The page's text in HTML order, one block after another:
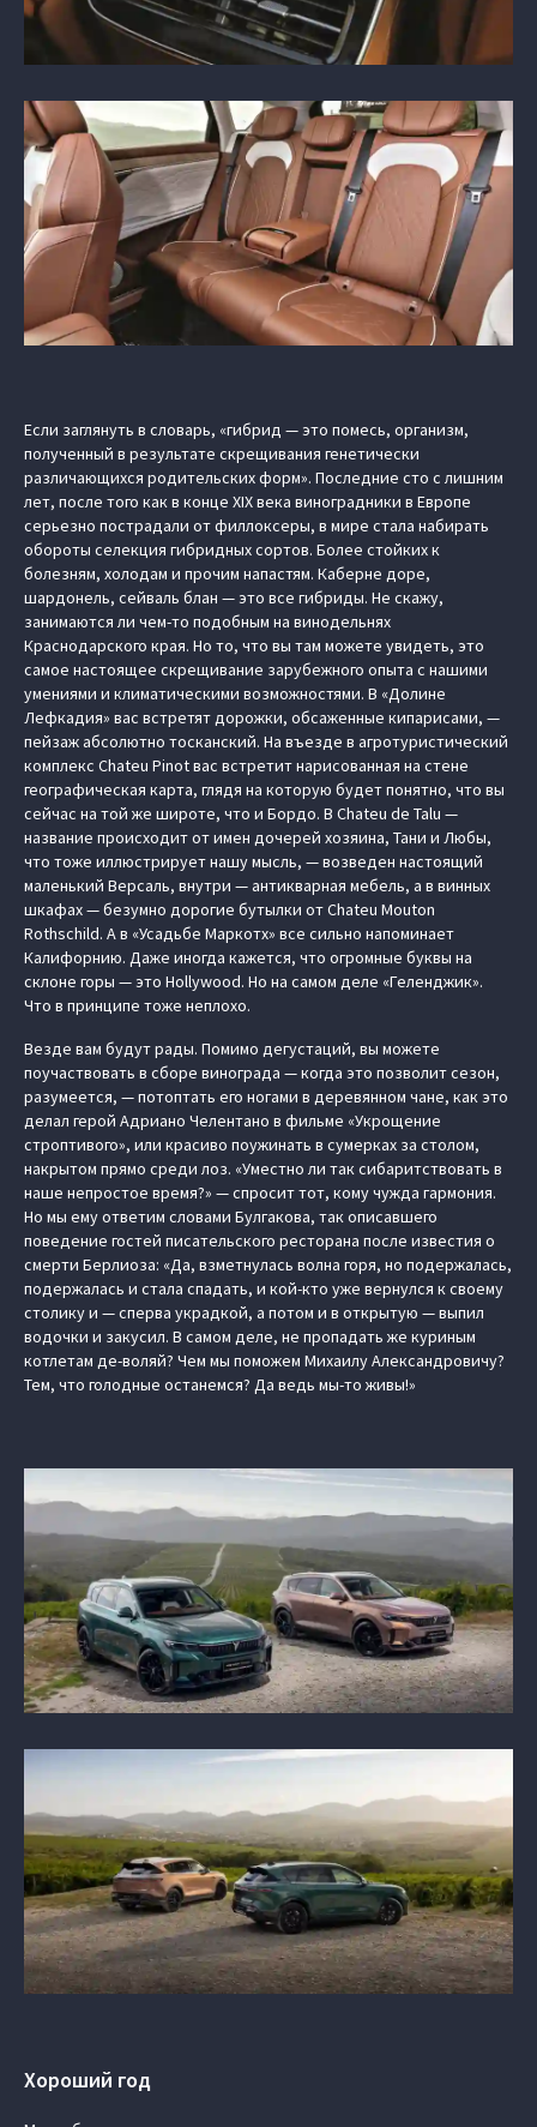
Если заглянуть в словарь, «гибрид — это помесь, организм,
полученный в результате скрещивания генетически
различающихся родительских форм». Последние сто с лишним
лет, после того как в конце XIX века виноградники в Европе
серьезно пострадали от филлоксеры, в мире стала набирать
обороты селекция гибридных сортов. Более стойких к
болезням, холодам и прочим напастям. Каберне доре,
шардонель, сейваль блан — это все гибриды. Не скажу,
занимаются ли чем-то подобным на винодельнях
Краснодарского края. Но то, что вы там можете увидеть, это
самое настоящее скрещивание зарубежного опыта с нашими
умениями и климатическими возможностями. В «Долине
Лефкадия» вас встретят дорожки, обсаженные кипарисами, —
пейзаж абсолютно тосканский. На въезде в агротуристический
комплекс Chateu Pinot вас встретит нарисованная на стене
географическая карта, глядя на которую будет понятно, что вы
сейчас на той же широте, что и Бордо. В Chateu de Talu —
название происходит от имен дочерей хозяина, Тани и Любы,
что тоже иллюстрирует нашу мысль, — возведен настоящий
маленький Версаль, внутри — антикварная мебель, а в винных
шкафах — безумно дорогие бутылки от Chateu Mouton
Rothschild. А в «Усадьбе Маркотх» все сильно напоминает
Калифорнию. Даже иногда кажется, что огромные буквы на
склоне горы — это Hollywood. Но на самом деле «Геленджик».
Что в принципе тоже неплохо.
Везде вам будут рады. Помимо дегустаций, вы можете
поучаствовать в сборе винограда — когда это позволит сезон,
разумеется, — потоптать его ногами в деревянном чане, как это
делал герой Адриано Челентано в фильме «Укрощение
строптивого», или красиво поужинать в сумерках за столом,
накрытом прямо среди лоз. «Уместно ли так сибаритствовать в
наше непростое время?» — спросит тот, кому чужда гармония.
Но мы ему ответим словами Булгакова, так описавшего
поведение гостей писательского ресторана после известия о
смерти Берлиоза: «Да, взметнулась волна горя, но подержалась,
подержалась и стала спадать, и кой-кто уже вернулся к своему
столику и — сперва украдкой, а потом и в открытую — выпил
водочки и закусил. В самом деле, не пропадать же куриным
котлетам де-воляй? Чем мы поможем Михаилу Александровичу?
Тем, что голодные останемся? Да ведь мы-то живы!»
Хороший год